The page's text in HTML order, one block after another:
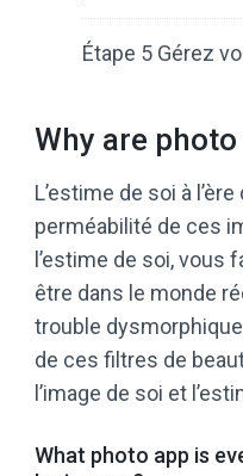
Étape 5 Gérez
Why are
L’estime de soi à
perméabilité de ces
l’estime de soi, vous
être dans le monde
trouble
de ces filtres de
l’image de soi et
What photo app is